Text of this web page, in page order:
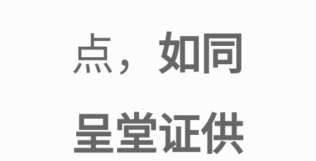
点， 如同
呈堂证供